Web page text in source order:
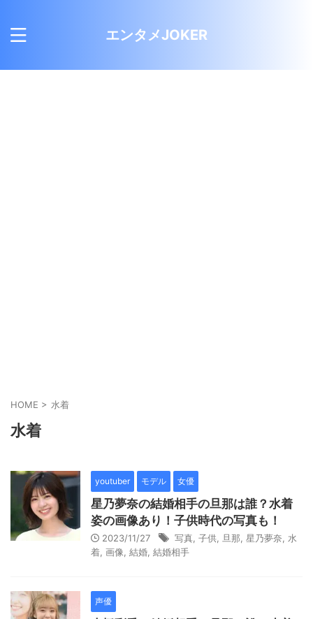
エンタメJOKER
HOME > 水着
水着
youtuber モデル 女優
星乃夢奈の結婚相手の旦那は誰？水着
姿の画像あり！子供時代の写真も！
2023/11/27 写真 子供 旦那 星乃夢奈
水
着 画像 結婚 結婚相手
声優